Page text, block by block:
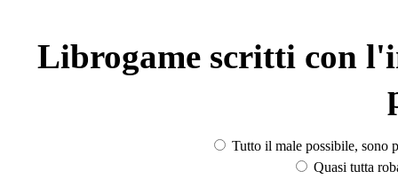
Librogame scritti con
Tutto il male possibile, sono
Quasi tutta